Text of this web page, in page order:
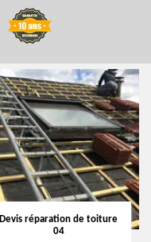
Devis réparation de toiture
04